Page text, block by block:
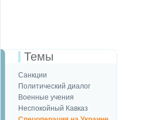
Темы
Санкции
Политический диалог
Военные учения
Неспокойный Кавказ